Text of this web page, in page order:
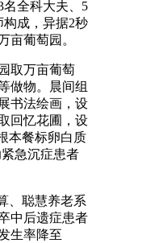
名全科大夫、5
成，异据2秒
亩葡萄园。
万亩葡萄
做物。晨间组
书法绘画，设
回忆花圃，设
本餐标卵白质
急沉症患者
聪慧养老系
中后遗症患者
生率降至